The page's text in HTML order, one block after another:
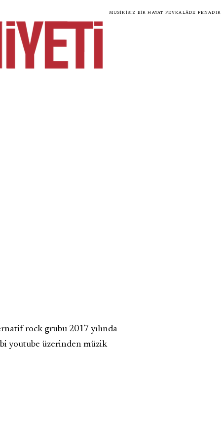
Musikisiz bir hayat fevkalâde fenadır
rock grubu 2017 yılında
youtube üzerinden müzik